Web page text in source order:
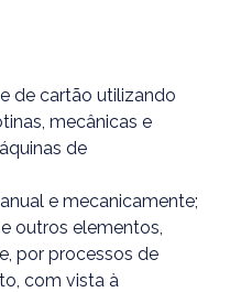
de cartão utilizando
mecânicas e
de
e mecanicamente;
outros elementos,
por processos de
com vista à